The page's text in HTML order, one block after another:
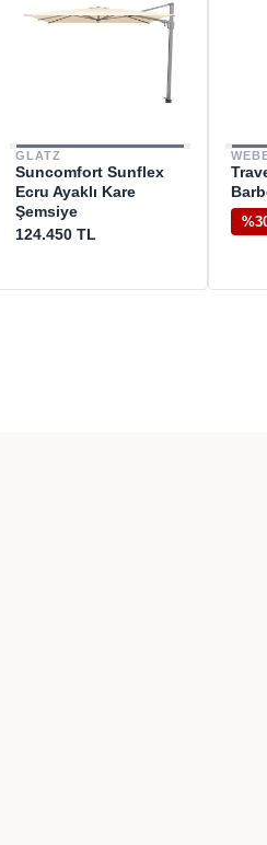
GLATZ
Suncomfort Sunflex
Ecru Ayaklı Kare
Şemsiye
124.450 TL